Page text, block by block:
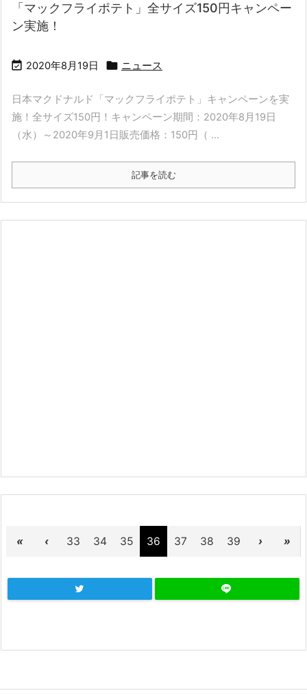
「マックフライポテト」全サイズ150円キャンペー
ン実施！
 2020年8月19日  ニュース
日本マクドナルド「マックフライポテト」キャンペーンを実
施！全サイズ150円！キャンペーン期間：2020年8月19日
（水）～2020年9月1日販売価格：150円（ ...
記事を読む
« ‹ 33 34 35 36 37 38 39 › »